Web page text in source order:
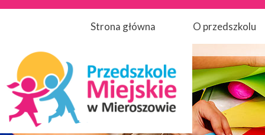
Strona główna O przedszkolu